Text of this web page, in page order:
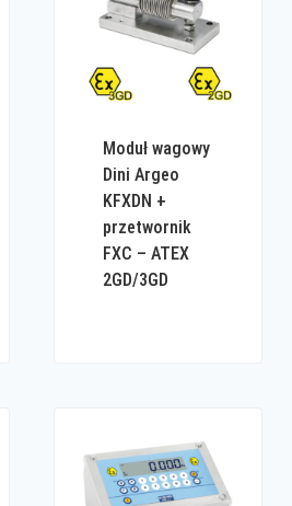
Moduł wagowy
Dini Argeo
KFXDN +
przetwornik
FXC – ATEX
2GD/3GD